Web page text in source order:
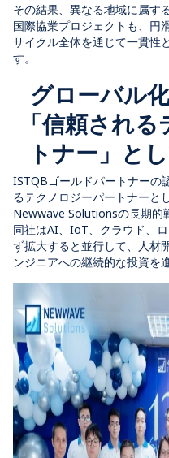
その結果、異なる地域に属す
国際協業プロジェクトも、円
サイクル全体を通じて一貫性
す。
グローバル
「信頼され
トナー」と
ISTQBゴールドパートナーの
るテクノロジーパートナーと
Newwave Solutionsの長期的
同社はAI、IoT、クラウド、
ず拡大すると並行して、人材
ンジニアへの継続的な投資を